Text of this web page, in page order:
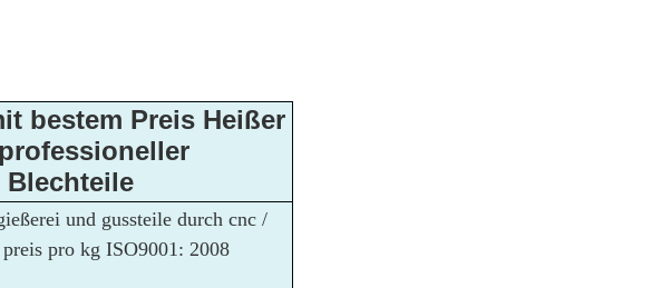
bestem Preis Heißer
Blechteile
und gussteile durch cnc /
pro kg ISO9001: 2008